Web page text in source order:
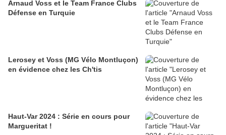
Arnaud Voss et le Team France Clubs
Défense en Turquie
Lerosey et Voss (MG Vélo Montluçon)
en évidence chez les Ch'tis
Haut-Var 2024 : Série en cours pour
Margueritat !